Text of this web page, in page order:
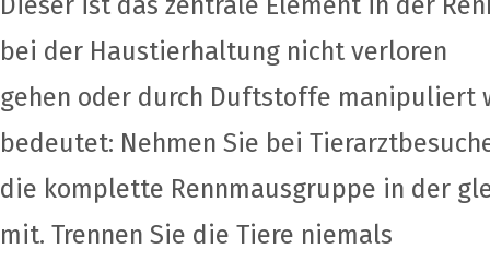
bei der Haustierhaltung nicht verloren
gehen oder durch Duftstoffe manipuliert
bedeutet: Nehmen Sie bei
die komplette Rennmausgruppe in der
mit. Trennen Sie die Tiere niemals